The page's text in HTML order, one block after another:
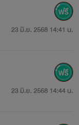
23 มิ.ย. 2568 14:41 น.
23 มิ.ย. 2568 14:44 น.